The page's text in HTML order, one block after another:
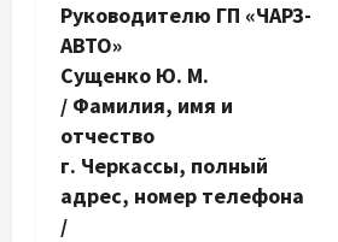
Руководителю ГП «ЧАРЗ-
АВТО»
Сущенко Ю. М.
/ Фамилия, имя и
отчество
г. Черкассы, полный
адрес, номер телефона
/